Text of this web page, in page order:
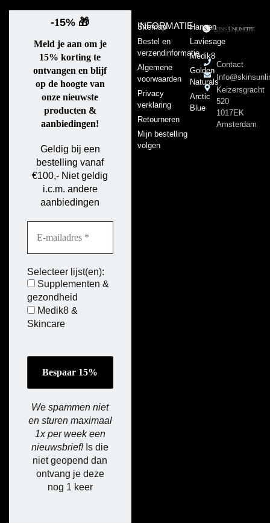
-15% 🎁
Meld je aan om je
15% korting te
ontvangen en blijf
op de hoogte van
onze nieuwste
producten &
aanbiedingen!
Geldig bij een
bestelling vanaf
€100,- Niet geldig
i.c.m. andere
aanbiedingen
Selecteer lijst(en):
Supplementen &
gezondheid
Medik8 &
Skincare
We spammen niet
en sturen maximaal
1x per week een
nieuwsbrief! Is die
niet geopend dan
ontvang je deze
nog 1 keer
INFORMATIE
Sitemap
Bestel en
verzendinformatie
Algemene
voorwaarden
Privacy
verklaring
Retourneren
Mijn bestelling
volgen
Hansen
Laviesage
Medik8
Golden
Naturals
Arctic
Blue
Contact
Keizersgracht
520
1017EK
Amsterdam